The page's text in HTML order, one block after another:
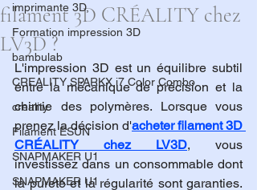
imprimante 3D,
Formation impression 3D
bambulab
CREALITY SPARKX i7 Color Combo
creality
Filament ESUN
SNAPMAKER U1
SNAPMAKER U1
filament 3D CRÉALITY chez
LV3D ?
L'impression 3D est un équilibre subtil
entre la mécanique de précision et la
chimie des polymères. Lorsque vous
prenez la décision d'acheter filament 3D
CRÉALITY chez LV3D, vous
investissez dans un consommable dont
la pureté et la régularité sont garanties.